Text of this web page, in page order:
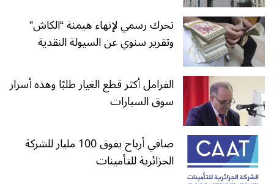
تحرك رسمي لإنهاء هيمنة “الكاش”
وتقرير سنوي عن السيولة النقدية
الفرامل أكثر قطع الغيار طلبًا وهذه أسرار
سوق السيارات
صافي أرباح يفوق 100 مليار للشركة
الجزائرية للتأمينات